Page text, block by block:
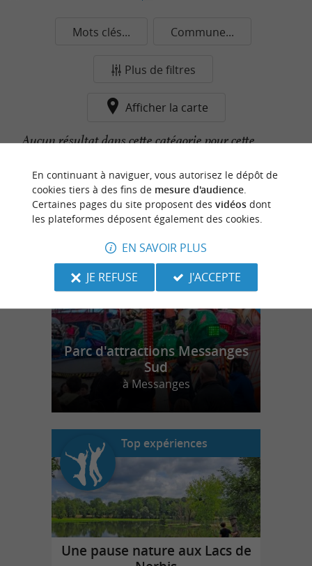
Mots clés... Commune...
Plus de filtres
Afficher la carte
Aucun résultat dans cette catégorie pour cette
n
o
t
r
e
c
o
u
p
d
e
c
o
e
u
r
Parc d'attractions Messanges
Sud
à Messanges
Top expériences
Une pause nature aux Lacs de
En continuant à naviguer, vous autorisez le dépôt de
cookies tiers à des fins de mesure d'audience.
Certaines pages du site proposent des vidéosdont
les plateformes déposent également des cookies.
EN SAVOIR PLUS
JE REFUSE
J'ACCEPTE